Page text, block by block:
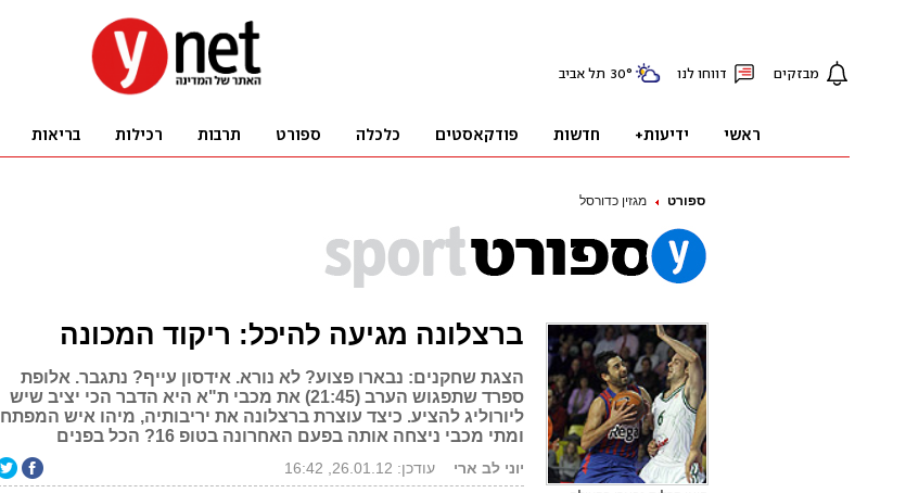
ספורט מגזין כדורסל
ברצלונה מגיעה להיכל: ריקוד המכונה
הצגת שחקנים: נבארו פצוע? לא נורא. אידסון עייף? נתגבר. אלופת
ספרד שתפגוש הערב (21:45) את מכבי ת"א היא הדבר הכי יציב שיש
ליורוליג להציע. כיצד עוצרת ברצלונה את יריבותיה, מיהו איש המפתח
ומתי מכבי ניצחה אותה בפעם האחרונה בטופ 16? הכל בפנים
יוני לב ארי עודכן: 26.01.12, 16:42